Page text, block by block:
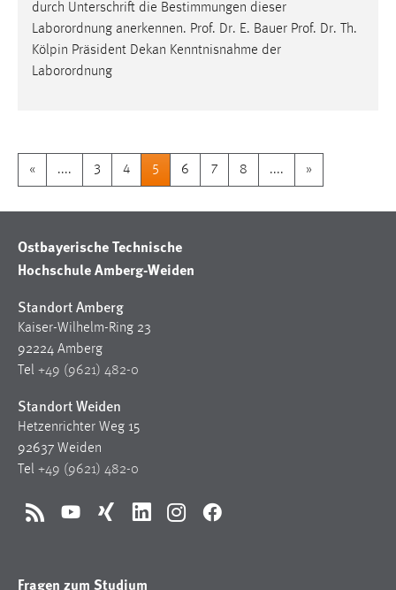
durch Unterschrift die Bestimmungen dieser
Laborordnung anerkennen. Prof. Dr. E. Bauer Prof. Dr. Th.
Kölpin Präsident Dekan Kenntnisnahme der
Laborordnung
« .... 3 4 5 6 7 8 .... »
Ostbayerische Technische
Hochschule Amberg-Weiden
Standort Amberg
Kaiser-Wilhelm-Ring 23
92224 Amberg
Tel +49 (9621) 482-0
Standort Weiden
Hetzenrichter Weg 15
92637 Weiden
Tel +49 (9621) 482-0
RSS YouTubeXing LinkedInInstagramFacebook
Fragen zum Studium